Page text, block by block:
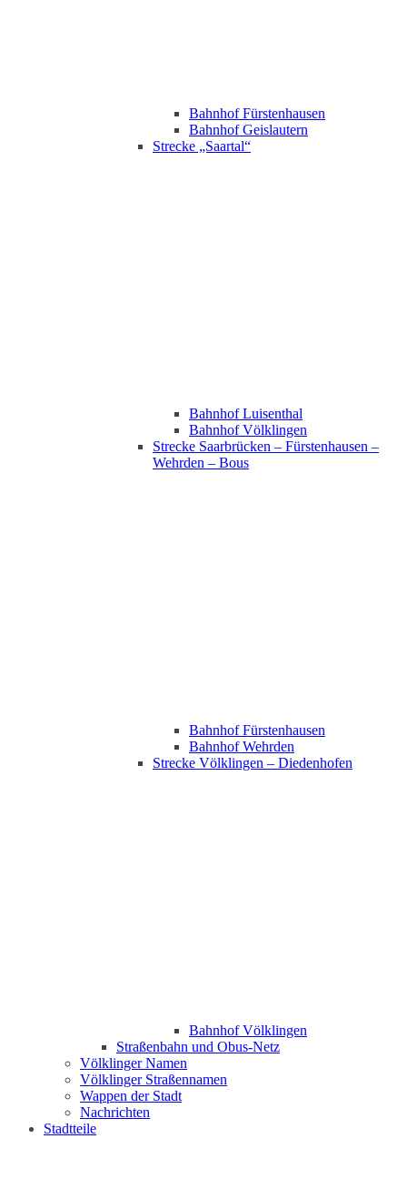
Bahnhof Fürstenhausen
Bahnhof Geislautern
Strecke „Saartal“
Bahnhof Luisenthal
Bahnhof Völklingen
Strecke Saarbrücken – Fürstenhausen –
Wehrden – Bous
Bahnhof Fürstenhausen
Bahnhof Wehrden
Strecke Völklingen – Diedenhofen
Bahnhof Völklingen
Straßenbahn und Obus-Netz
Völklinger Namen
Völklinger Straßennamen
Wappen der Stadt
Nachrichten
Stadtteile